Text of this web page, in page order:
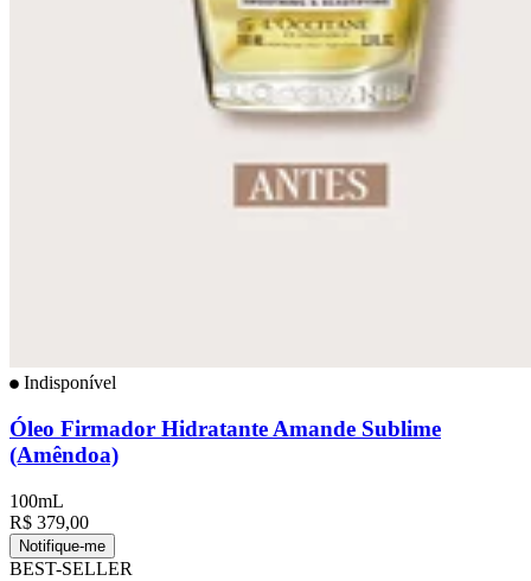
Indisponível
Óleo Firmador Hidratante Amande Sublime
(Amêndoa)
100mL
R$ 379,00
Notifique-me
BEST-SELLER